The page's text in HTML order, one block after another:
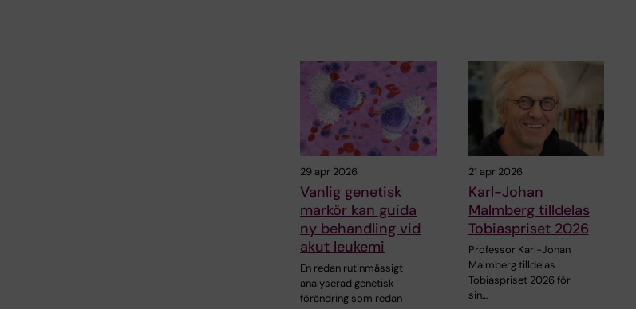
29 apr 2026
Vanlig genetisk
markör kan guida
ny behandling vid
akut leukemi
En redan rutinmässigt
analyserad genetisk
förändring som redan
21 apr 2026
Karl-Johan
Malmberg tilldelas
Tobiaspriset 2026
Professor Karl-Johan
Malmberg tilldelas
Tobiaspriset 2026 för
sin…